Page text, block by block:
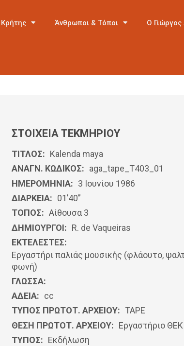
Άνθρωποι & Τόποι Ο Γιώργος
ΣΤΟΙΧΕΙΑ ΤΕΚΜΗΡΙΟΥ
ΤΙΤΛΟΣ: Kalenda maya
ΑΝΑΓΝ. ΚΩΔΙΚΟΣ: aga_tape_T403_01
ΗΜΕΡΟΜΗΝΊΑ: 3 Ιουνίου 1986
ΔΙΑΡΚΕΙΑ: 01’40”
ΤΟΠΟΣ: Αίθουσα 3
ΔΗΜΙΟΥΡΓΟΙ: R. de Vaqueiras
ΕΚΤΕΛΕΣΤΕΣ:
Εργαστήρι παλιάς μουσικής (φλάουτο,
φωνή)
ΓΛΩΣΣΑ:
ΑΔΕΙΑ: cc
ΤΥΠΟΣ ΠΡΩΤΟΤ. ΑΡΧΕΙΟΥ: ΤΑΡΕ
ΘΕΣΗ ΠΡΩΤΟΤ. ΑΡΧΕΙΟΥ: Εργαστήριο
ΤΥΠΟΣ: Εκδήλωση